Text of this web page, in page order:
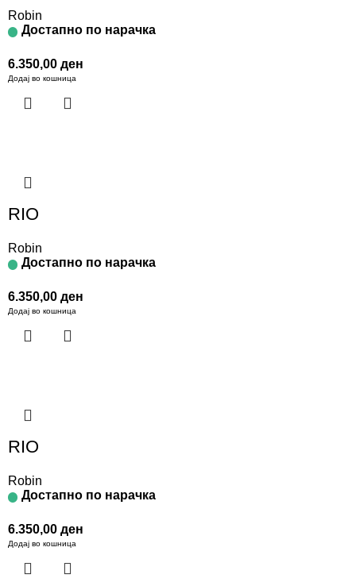
Robin
Достапно по нарачка
6.350,00 ден
Додај во кошница
RIO
Robin
Достапно по нарачка
6.350,00 ден
Додај во кошница
RIO
Robin
Достапно по нарачка
6.350,00 ден
Додај во кошница